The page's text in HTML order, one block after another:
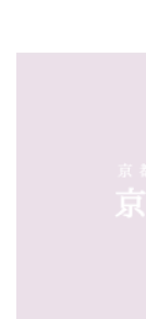
堂（国...